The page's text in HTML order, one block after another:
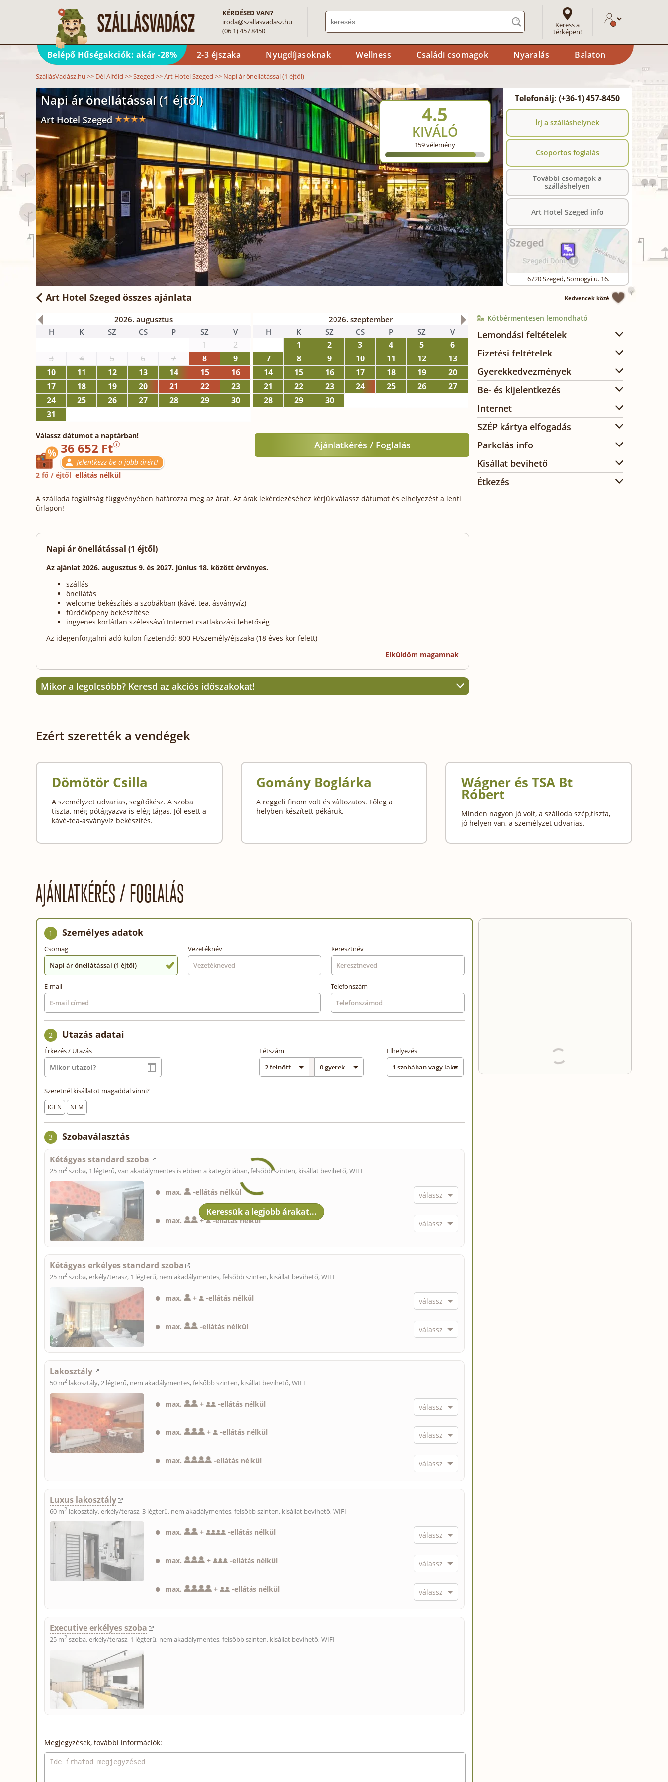
KÉRDÉSED VAN?
iroda@szallasvadasz.hu
(06 1) 457 8450
Keress a
térképen!
Belépő Hűségakciók: akár -28% 2-3 éjszaka Nyugdíjasoknak Wellness Családi csomagok Nyaralás Balaton
SzállásVadász.hu >> Dél Alföld >>Szeged >>Art Hotel Szeged >> Napi ár önellátással (1 éjtől)
Napi ár önellátással (1 éjtől)
Art Hotel Szeged 4.5
KIVÁLÓ
159vélemény
Telefonálj: (+36-1) 457-8450
Írj a szálláshelynek
Csoportos foglalás
További csomagok a
szálláshelyen
Art Hotel Szeged info
6720Szeged,Somogyi u. 16.
Art Hotel Szeged összes ajánlata Kedvencek közé
2026. augusztus
H
K SZ CS P SZ V
1
2
3
4 5 6 7 8
9
10
11 12 13 14 15
16
17
18 19 20 21 22
23
24
25 26 27 28 29
30
31
2026. szeptember
H
K SZ CS P SZ V
1 2 3 4 5
6
7
8 9 10 11 12
13
14
15 16 17 18 19
20
21
22 23 24 25 26
27
28
29 30
2026. október
H
K SZ
1 2
5
6 7
12
13 14
19
20 21
26
27 28 29 30
Válassz dátumot a naptárban!
36 652 Ft
Jelentkezz be a jobb árért!
2 fő / éjtől ellátás nélkül
Ajánlatkérés / Foglalás
A szálloda foglaltság függvényében határozza meg az árat. Az árak lekérdezéséhez kérjük válassz dátumot és elhelyezést a lenti
űrlapon!
Napi ár önellátással (1 éjtől)
Az ajánlat 2026. augusztus 9. és 2027. június 18. között érvényes.
szállás
önellátás
welcome bekészítés a szobákban (kávé, tea, ásványvíz)
fürdőköpeny bekészítése
ingyenes korlátlan szélessávú Internet csatlakozási lehetőség
Az idegenforgalmi adó külön fizetendő: 800 Ft/személy/éjszaka (18 éves kor felett)
Elküldöm magamnak
Mikor a legolcsóbb? Keresd az akciós időszakokat!
Kötbérmentesen lemondható
Lemondási feltételek
Fizetési feltételek
Gyerekkedvezmények
Be- és kijelentkezés
Internet
SZÉP kártya elfogadás
Parkolás info
Kisállat bevihető
Étkezés
Ezért szerették a vendégek
Dömötör Csilla
A személyzet udvarias, segítőkész. A szoba
tiszta, még pótágyazva is elég tágas. Jól esett a
kávé-tea-ásványvíz bekészítés.
Gomány Boglárka
A reggeli finom volt és változatos. Főleg a
helyben készített pékáruk.
Wágner és TSA Bt
Róbert
Minden nagyon jó volt, a szálloda szép,tiszta,
jó helyen van, a személyzet udvarias.
AJÁNLATKÉRÉS / FOGLALÁS
1 Személyes adatok
Csomag
Napi ár önellátással (1 éjtől)
Vezetéknév Keresztnév
E-mail Telefonszám
2 Utazás adatai
Érkezés / Utazás Létszám Elhelyezés
Szeretnél kisállatot magaddal vinni?
IGEN NEM
3 Szobaválasztás
Kétágyas standard szoba
25 m2 szoba, 1 légterű, van akadálymentes is ebben a kategóriában, felsőbb szinten, kisállat bevihető, WIFI
max. -ellátás nélkül
max. + -ellátás nélkül
Kétágyas erkélyes standard szoba
25 m2 szoba, erkély/terasz, 1 légterű, nem akadálymentes, felsőbb szinten, kisállat bevihető, WIFI
max. + -ellátás nélkül
max. -ellátás nélkül
Lakosztály
50 m2 lakosztály, 2 légterű, nem akadálymentes, felsőbb szinten, kisállat bevihető, WIFI
max. + -ellátás nélkül
max. + -ellátás nélkül
max. -ellátás nélkül
Luxus lakosztály
60 m2 lakosztály, erkély/terasz, 3 légterű, nem akadálymentes, felsőbb szinten, kisállat bevihető, WIFI
max. + -ellátás nélkül
max. + -ellátás nélkül
max. + -ellátás nélkül
Executive erkélyes szoba
25 m2 szoba, erkély/terasz, 1 légterű, nem akadálymentes, felsőbb szinten, kisállat bevihető, WIFI
Megjegyzések, további információk: